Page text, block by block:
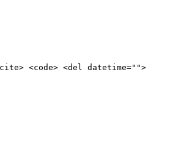
<code> <del datetime="">